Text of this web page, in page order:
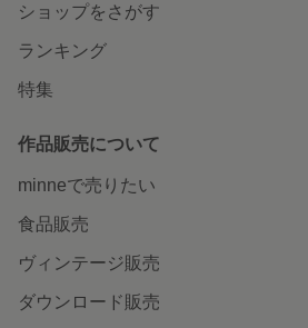
ショップをさがす
ランキング
特集
作品販売について
minneで売りたい
食品販売
ヴィンテージ販売
ダウンロード販売